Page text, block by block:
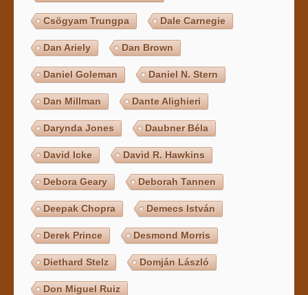
Csögyam Trungpa Dale Carnegie
Dan Ariely Dan Brown
Daniel Goleman Daniel N. Stern
Dan Millman Dante Alighieri
Darynda Jones Daubner Béla
David Icke David R. Hawkins
Debora Geary Deborah Tannen
Deepak Chopra Demecs István
Derek Prince Desmond Morris
Diethard Stelz Domján László
Don Miguel Ruiz